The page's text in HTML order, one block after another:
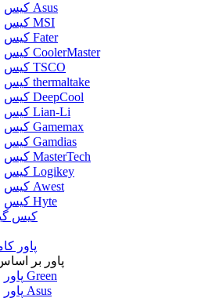
کیس Asus
کیس MSI
کیس Fater
کیس CoolerMaster
کیس TSCO
کیس thermaltake
کیس DeepCool
کیس Lian-Li
کیس Gamemax
کیس Gamdias
کیس MasterTech
کیس Logikey
کیس Awest
کیس Hyte
کیس
پاور
پاور بر
پاور Green
پاور Asus